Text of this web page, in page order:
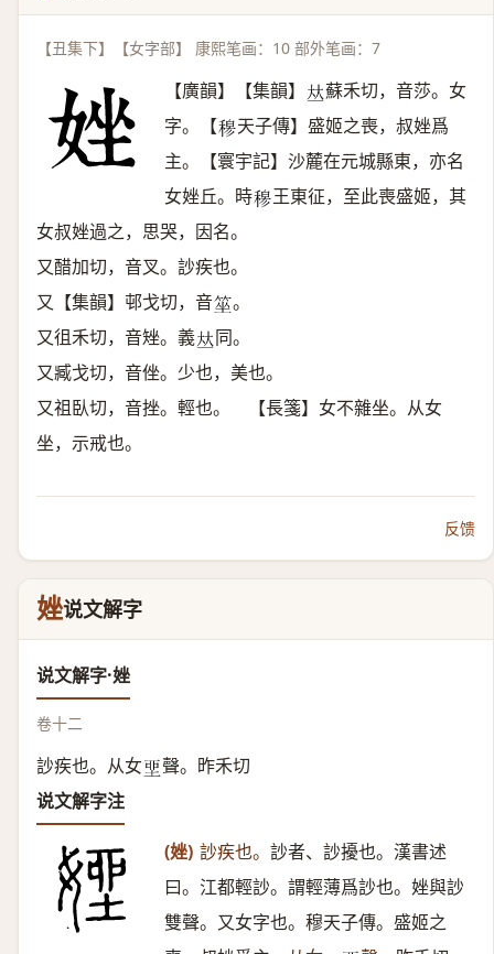
【丑集下】【女字部】 康熙笔画：10 部外笔画：7
【廣韻】【集韻】 𠀤蘇禾切，音莎。女
字。【𥠇 天子傳】盛姬之喪，叔㛗爲
主。【寰宇記】沙麓在元城縣東，亦名
女㛗丘。時𥠇 王東征，至此喪盛姬，其
女叔㛗過之，思哭，因名。
又醋加切，音叉。訬疾也。
又【集韻】邨戈切，音𥭭 。
又徂禾切，音矬。義𠀤同。
又臧戈切，音侳。少也，美也。
又祖臥切，音挫。輕也。 【長箋】女不雜坐。从女
坐，示戒也。
反馈
㛗说文解字
说文解字·㛗
卷十二
訬疾也。从女𡋲 聲。昨禾切
说文解字注
(㛗) 訬疾也。 訬者、訬擾也。漢書述
曰。江都輕訬。謂輕薄爲訬也。㛗與訬
雙聲。又女字也。穆天子傳。盛姬之